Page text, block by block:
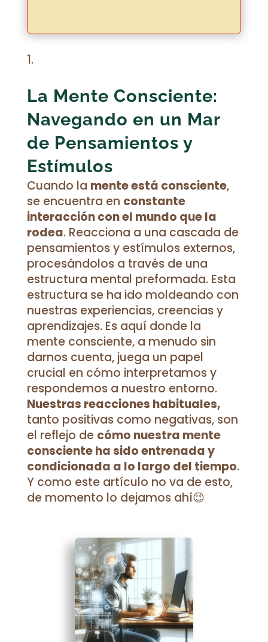
La Mente Consciente:
Navegando en un Mar
de Pensamientos y
Estímulos
Cuando la mente está consciente,
se encuentra en constante
interacción con el mundo que la
rodea. Reacciona a una cascada de
pensamientos y estímulos externos,
procesándolos a través de una
estructura mental preformada. Esta
estructura se ha ido moldeando con
nuestras experiencias, creencias y
aprendizajes. Es aquí donde la
mente consciente, a menudo sin
darnos cuenta, juega un papel
crucial en cómo interpretamos y
respondemos a nuestro entorno.
Nuestras reacciones habituales,
tanto positivas como negativas, son
el reflejo de cómo nuestra mente
consciente ha sido entrenada y
condicionada a lo largo del tiempo.
Y como este artículo no va de esto,
de momento lo dejamos ahí😉